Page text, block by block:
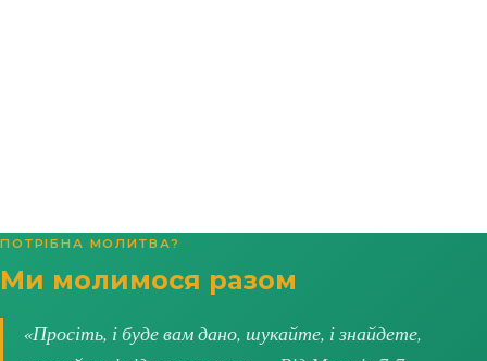
ПОТРІБНА МОЛИТВА?
Ми молимося разом
«Просіть, і буде вам дано, шукайте, і знайдете,